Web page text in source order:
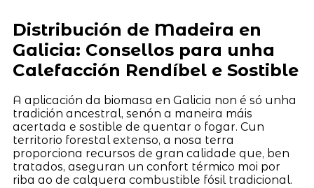
Distribución de Madeira en
Galicia: Consellos para unha
Calefacción Rendíbel e Sostible
A aplicación da biomasa en Galicia non é só unha
tradición ancestral, senón a maneira máis
acertada e sostible de quentar o fogar. Cun
territorio forestal extenso, a nosa terra
proporciona recursos de gran calidade que, ben
tratados, aseguran un confort térmico moi por
riba ao de calquera combustible fósil tradicional.